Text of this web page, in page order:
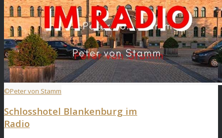
©Peter von Stamm
Schlosshotel Blankenburg im
Radio